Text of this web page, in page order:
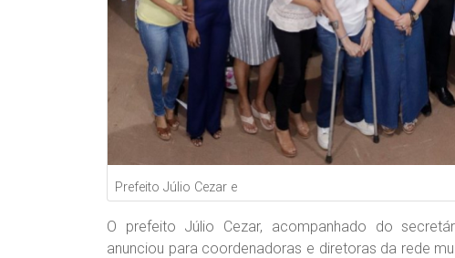
Prefeito Júlio Cezar e
O prefeito Júlio Cezar, acompanhado do
anunciou para coordenadoras e diretoras da rede